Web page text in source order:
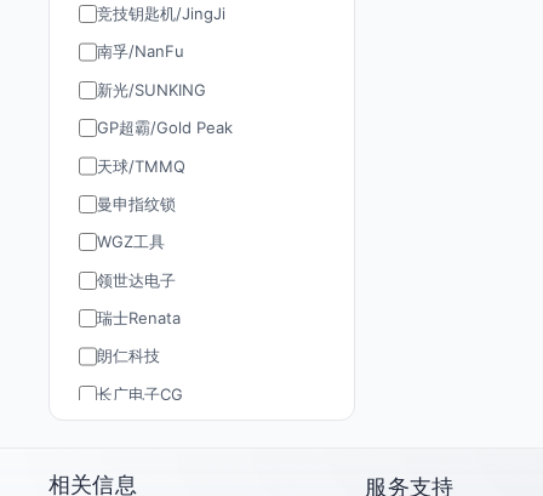
竞技钥匙机/JingJi
南孚/NanFu
新光/SUNKING
GP超霸/Gold Peak
天球/TMMQ
曼申指纹锁
WGZ工具
领世达电子
瑞士Renata
朗仁科技
长广电子CG
TY90/孚远通用
相关信息 服务支持